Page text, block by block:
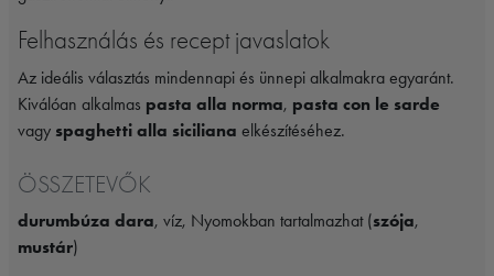
Felhasználás és recept javaslatok
Az ideális választás mindennapi és ünnepi alkalmakra egyaránt.
Kiválóan alkalmas pasta alla norma, pasta con le sarde
vagy spaghetti alla siciliana elkészítéséhez.
ÖSSZETEVŐK
durumbúza dara, víz, Nyomokban tartalmazhat (szója,
mustár)